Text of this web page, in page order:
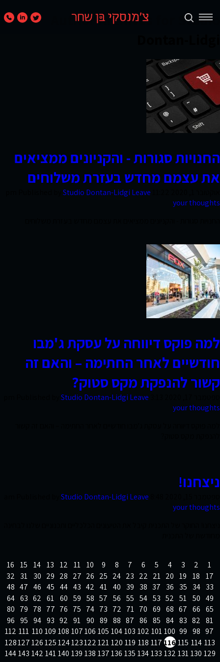
תכנון
ערים
ואזורים
נדל״ן
מניב
ומסחר
חוות
דעת
פרסומים
שוק
אודות
Author Archives for Studio
החנויות סגורות - והקניונים ממציאים
את עצמם מחדש בעזרת משלוחים
Studio Dontan-Lidgi Leave
your thoughts
למה פוקס דיווחה על עסקת ג'מבו
חודשיים לאחר החתימה – והאם זה
קשור להנפקת מקס סטוק?
Studio Dontan-Lidgi Leave
your thoughts
ניצחנו!
Studio Dontan-Lidgi Leave
your thoughts
1
2
3
4
5
6
7
8
9
10
11
12
13
14
15
16
17
18
19
20
21
22
23
24
25
26
27
28
29
30
31
32
33
34
35
36
37
38
39
40
41
42
43
44
45
46
47
48
49
50
51
52
53
54
55
56
57
58
59
60
61
62
63
64
65
66
67
68
69
70
71
72
73
74
75
76
77
78
79
80
81
82
83
84
85
86
87
88
89
90
91
92
93
94
95
96
97
98
99
100
101
102
103
104
105
106
107
108
109
110
111
112
113
114
115
116
117
118
119
120
121
122
123
124
125
126
127
128
129
130
131
132
133
134
135
136
137
138
139
140
141
142
143
144